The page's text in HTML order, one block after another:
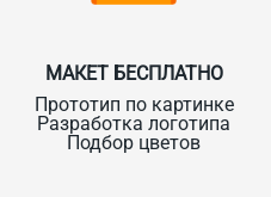
МАКЕТ БЕСПЛАТНО
Прототип по картинке
Разработка логотипа
Подбор цветов